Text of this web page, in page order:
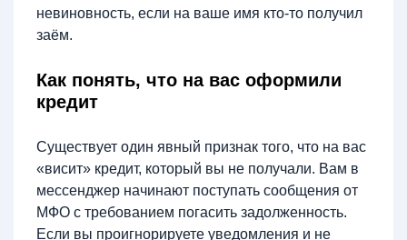
невиновность, если на ваше имя кто-то получил
заём.
Как понять, что на вас оформили
кредит
Существует один явный признак того, что на вас
«висит» кредит, который вы не получали. Вам в
мессенджер начинают поступать сообщения от
МФО с требованием погасить задолженность.
Если вы проигнорируете уведомления и не